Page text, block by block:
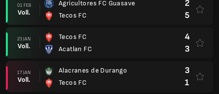
01 FEB
Voll.
Agricultores FC Guasave
Tecos FC
2
5
23 JAN
Voll.
Tecos FC
Acatlan FC
4
3
17 JAN
Voll.
Alacranes de Durango
Tecos FC
3
1